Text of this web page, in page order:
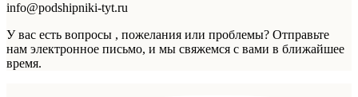
info@podshipniki-tyt.ru
У вас есть вопросы , пожелания или проблемы? Отправьте
нам электронное письмо, и мы свяжемся с вами в ближайшее
время.